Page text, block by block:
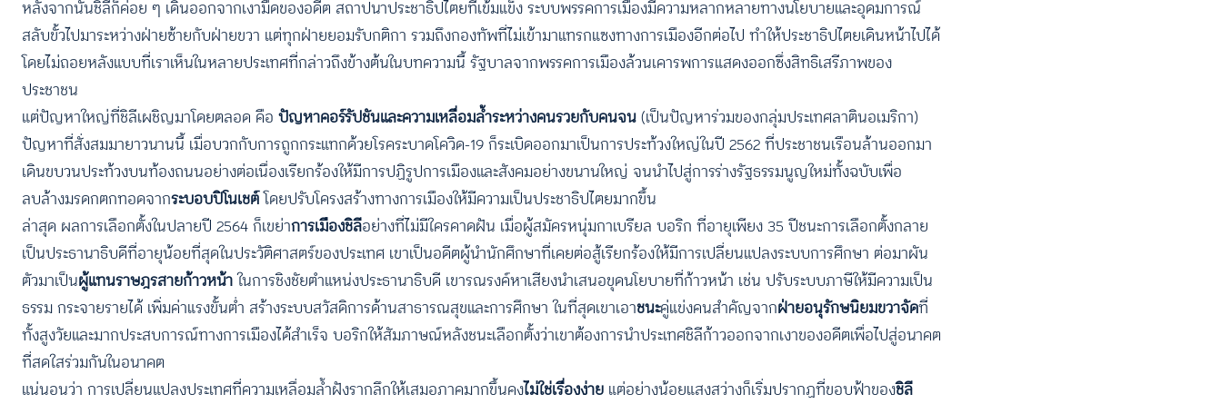
หลังจากนั้นชิลีก็ค่อย ๆ เดินออกจากเงามืดของอดีต สถาปนาประชาธิปไตยที่เข้มแข็ง ระบบพรรคการเมืองมีความหลากหลายทางนโยบายและอุดมการณ์
สลับขั้วไปมาระหว่างฝ่ายซ้ายกับฝ่ายขวา แต่ทุกฝ่ายยอมรับกติกา รวมถึงกองทัพที่ไม่เข้ามาแทรกแซงทางการเมืองอีกต่อไป ทำให้ประชาธิปไตยเดินหน้าไปได้
โดยไม่ถอยหลังแบบที่เราเห็นในหลายประเทศที่กล่าวถึงข้างต้นในบทความนี้ รัฐบาลจากพรรคการเมืองล้วนเคารพการแสดงออกซึ่งสิทธิเสรีภาพของ
ประชาชน
แต่ปัญหาใหญ่ที่ชิลีเผชิญมาโดยตลอด คือ ปัญหาคอร์รัปชันและความเหลื่อมล้ำระหว่างคนรวยกับคนจน(เป็นปัญหาร่วมของกลุ่มประเทศลาตินอเมริกา)
ปัญหาที่สั่งสมมายาวนานนี้ เมื่อบวกกับการถูกกระแทกด้วยโรคระบาดโควิด-19 ก็ระเบิดออกมาเป็นการประท้วงใหญ่ในปี 2562 ที่ประชาชนเรือนล้านออกมา
เดินขบวนประท้วงบนท้องถนนอย่างต่อเนื่องเรียกร้องให้มีการปฏิรูปการเมืองและสังคมอย่างขนานใหญ่ จนนำไปสู่การร่างรัฐธรรมนูญใหม่ทั้งฉบับเพื่อ
ลบล้างมรดกตกทอดจากระบอบปิโนเชต์โดยปรับโครงสร้างทางการเมืองให้มีความเป็นประชาธิปไตยมากขึ้น
ล่าสุด ผลการเลือกตั้งในปลายปี 2564 ก็เขย่าการเมืองชิลีอย่างที่ไม่มีใครคาดฝัน เมื่อผู้สมัครหนุ่มกาเบรียล บอริก ที่อายุเพียง 35 ปีชนะการเลือกตั้งกลาย
เป็นประธานาธิบดีที่อายุน้อยที่สุดในประวัติศาสตร์ของประเทศ เขาเป็นอดีตผู้นำนักศึกษาที่เคยต่อสู้เรียกร้องให้มีการเปลี่ยนแปลงระบบการศึกษา ต่อมาผัน
ตัวมาเป็นผู้แทนราษฎรสายก้าวหน้าในการชิงชัยตำแหน่งประธานาธิบดี เขารณรงค์หาเสียงนำเสนอขุดนโยบายที่ก้าวหน้า เช่น ปรับระบบภาษีให้มีความเป็น
ธรรม กระจายรายได้ เพิ่มค่าแรงขั้นต่ำ สร้างระบบสวัสดิการด้านสาธารณสุขและการศึกษา ในที่สุดเขาเอาชนะคู่แข่งคนสำคัญจากฝ่ายอนุรักษนิยมขวาจัดที่
ทั้งสูงวัยและมากประสบการณ์ทางการเมืองได้สำเร็จ บอริกให้สัมภาษณ์หลังชนะเลือกตั้งว่าเขาต้องการนำประเทศชิลีก้าวออกจากเงาของอดีตเพื่อไปสู่อนาคต
ที่สดใสร่วมกันในอนาคต
แน่นอนว่า การเปลี่ยนแปลงประเทศที่ความเหลื่อมล้ำฝังรากลึกให้เสมอภาคมากขึ้นคงไม่ใช่เรื่องง่าย แต่อย่างน้อยแสงสว่างก็เริ่มปรากฏที่ขอบฟ้าของชิลี